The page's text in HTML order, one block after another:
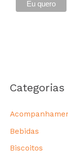
Categorias
Bebidas
Biscoitos